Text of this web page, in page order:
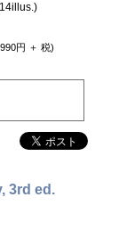
円 ＋ 税)
3rd ed.